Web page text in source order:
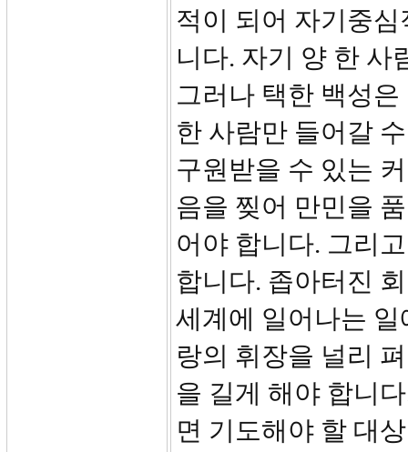
적이 되어 자기중
니다. 자기 양 한 사
그러나 택한 백성
한 사람만 들어갈
구원받을 수 있는
음을 찢어 만민을
어야 합니다. 그리
합니다. 좁아터진
세계에 일어나는
랑의 휘장을 널리
을 길게 해야 합니
면 기도해야 할 대